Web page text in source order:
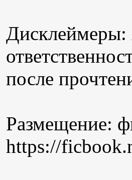
Дисклеймеры:
после
Размещение:
https://